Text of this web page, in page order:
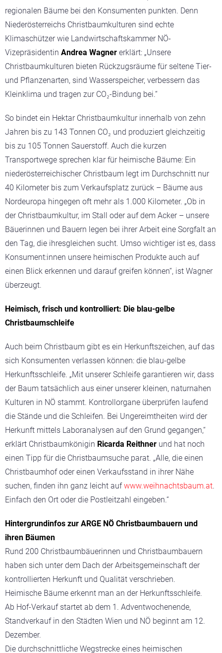
regionalen Bäume bei den Konsumenten punkten. Denn
Niederösterreichs Christbaumkulturen sind echte
Klimaschützer wie Landwirtschaftskammer NÖ-
Vizepräsidentin Andrea Wagner erklärt: „Unsere
Christbaumkulturen bieten Rückzugsräume für seltene Tier-
und Pflanzenarten, sind Wasserspeicher, verbessern das
Kleinklima und tragen zur CO₂-Bindung bei.“
So bindet ein Hektar Christbaumkultur innerhalb von zehn
Jahren bis zu 143 Tonnen CO₂ und produziert gleichzeitig
bis zu 105 Tonnen Sauerstoff. Auch die kurzen
Transportwege sprechen klar für heimische Bäume: Ein
niederösterreichischer Christbaum legt im Durchschnitt nur
40 Kilometer bis zum Verkaufsplatz zurück – Bäume aus
Nordeuropa hingegen oft mehr als 1.000 Kilometer. „Ob in
der Christbaumkultur, im Stall oder auf dem Acker – unsere
Bäuerinnen und Bauern legen bei ihrer Arbeit eine Sorgfalt an
den Tag, die ihresgleichen sucht. Umso wichtiger ist es, dass
Konsument:innen unsere heimischen Produkte auch auf
einen Blick erkennen und darauf greifen können“, ist Wagner
überzeugt.
Heimisch, frisch und kontrolliert: Die blau-gelbe
Christbaumschleife
Auch beim Christbaum gibt es ein Herkunftszeichen, auf das
sich Konsumenten verlassen können: die blau-gelbe
Herkunftsschleife. „Mit unserer Schleife garantieren wir, dass
der Baum tatsächlich aus einer unserer kleinen, naturnahen
Kulturen in NÖ stammt. Kontrollorgane überprüfen laufend
die Stände und die Schleifen. Bei Ungereimtheiten wird der
Herkunft mittels Laboranalysen auf den Grund gegangen,“
erklärt Christbaumkönigin Ricarda Reithner und hat noch
einen Tipp für die Christbaumsuche parat. „Alle, die einen
Christbaumhof oder einen Verkaufsstand in ihrer Nähe
suchen, finden ihn ganz leicht aufwww.weihnachtsbaum.at.
Einfach den Ort oder die Postleitzahl eingeben.“
Hintergrundinfos zur ARGE NÖ Christbaumbauern und
ihren Bäumen
Rund 200 Christbaumbäuerinnen und Christbaumbauern
haben sich unter dem Dach der Arbeitsgemeinschaft der
kontrollierten Herkunft und Qualität verschrieben.
Heimische Bäume erkennt man an der Herkunftsschleife.
Ab Hof-Verkauf startet ab dem 1. Adventwochenende,
Standverkauf in den Städten Wien und NÖ beginnt am 12.
Dezember.
Die durchschnittliche Wegstrecke eines heimischen